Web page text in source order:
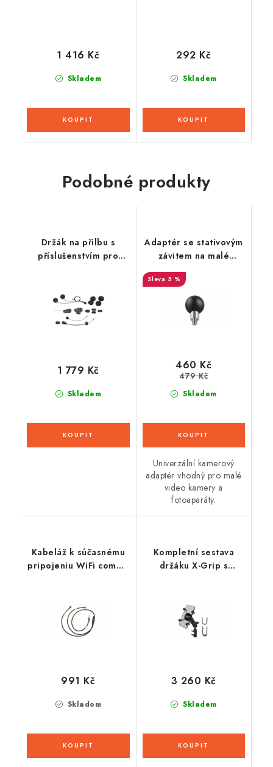
Skladem
1 416 Kč
Skladem
292 Kč
Podobné produkty
Držák na přilbu s
příslušenstvím pro
Skladem
1 779 Kč
Adaptér se stativovým
závitem na malé
RAM Mounts
3 %
Skladem
460 Kč
479 Kč
Univerzální kamerový
adaptér vhodný pro malé
video kamery a
fotoaparáty.
Kabeláž k súčasnému
pripojeniu WiFi commu
Skladom
991 Kč
Kompletní sestava
držáku X-Grip s
páčky/řidítka
motocyklu, RAM
Mounts
Skladem
3 260 Kč